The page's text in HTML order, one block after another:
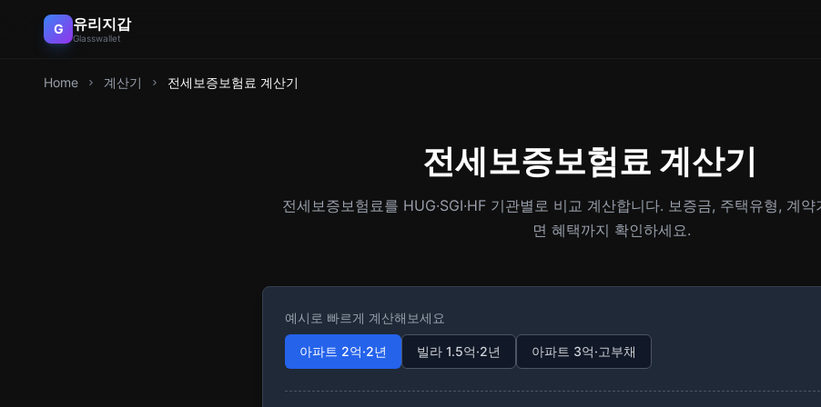
G 유리지갑
Glasswallet
Home 계산기 전세보증보험료 계산기
전세보증보험료 계산기
전세보증보험료를 HUG·SGI·HF 기관별로 비교 계산합니다. 보증금, 주택유형, 계
면 혜택까지 확인하세요.
예시로 빠르게 계산해보세요
아파트 2억·2년 빌라 1.5억·2년 아파트 3억·고부채